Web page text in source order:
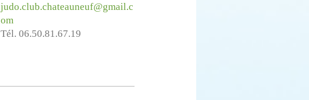
judo.club.chateauneuf@gmail.c
om
Tél. 06.50.81.67.19